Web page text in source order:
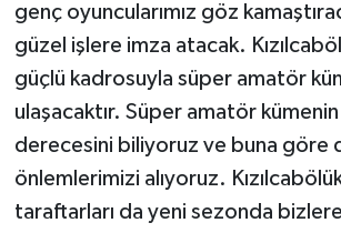
genç oyuncularımız göz
güzel işlere imza atacak.
güçlü kadrosuyla süper amatör
ulaşacaktır. Süper amatör
derecesini biliyoruz ve buna göre
önlemlerimizi alıyoruz.
taraftarları da yeni sezonda